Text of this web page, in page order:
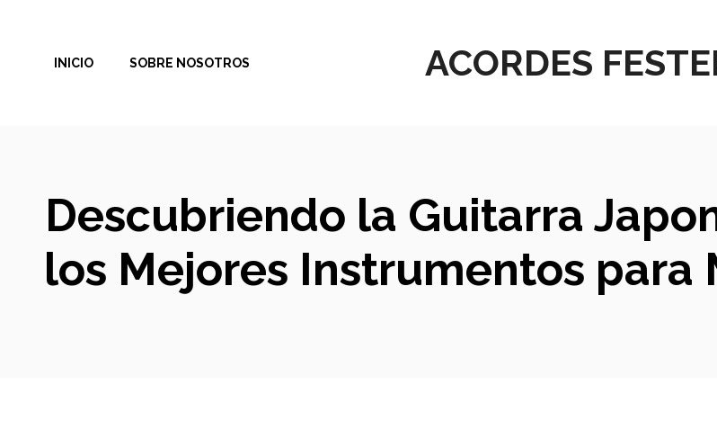
contenido
ACORDES
INICIO SOBRE NOSOTROS
Descubriendo la Guitarra
los Mejores Instrumentos para